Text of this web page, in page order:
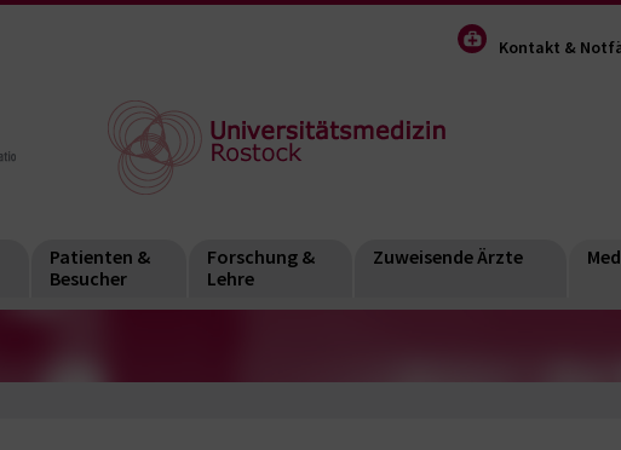
Kontakt &
Patienten &
Besucher
Forschung &
Lehre
Zuweisende Ärzte